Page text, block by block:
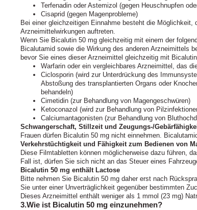
Terfenadin oder Astemizol (gegen Heuschnupfen
Cisaprid (gegen Magenprobleme)
Bei einer gleichzeitigen Einnahme besteht die
Arzneimittelwirkungen auftreten.
Wenn Sie Bicalutin 50 mg gleichzeitig mit einem der
Bicalutamid sowie die Wirkung des anderen Arzneimittels
bevor Sie eines dieser Arzneimittel gleichzeitig mit
Warfarin oder ein vergleichbares Arzneimittel, das
Ciclosporin (wird zur Unterdrückung des
Abstoßung des transplantierten Organs oder
behandeln)
Cimetidin (zur Behandlung von Magengeschwüren)
Ketoconazol (wird zur Behandlung von
Calciumantagonisten (zur Behandlung von
Schwangerschaft, Stillzeit und Zeugungs-/
Frauen dürfen Bicalutin 50 mg nicht einnehmen.
Verkehrstüchtigkeit und Fähigkeit zum Bedienen von
Diese Filmtabletten können möglicherweise dazu führen,
Fall ist, dürfen Sie sich nicht an das Steuer eines
Bicalutin 50 mg enthält Lactose
Bitte nehmen Sie Bicalutin 50 mg daher erst nach
Sie unter einer Unverträglichkeit gegenüber bestimmten
Dieses Arzneimittel enthält weniger als 1 mmol (23 mg)
3.Wie ist Bicalutin 50 mg einzunehmen?